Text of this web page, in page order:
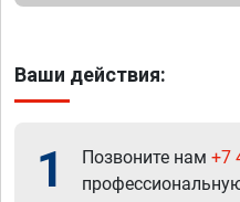
Ваши действия:
1 Позвоните нам +7